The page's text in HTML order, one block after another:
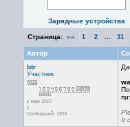
Зарядные устройства
Страница: «« 1 2 31
Автор
btr
Участник
с июн 2007
1
Сообщений: 1926
It